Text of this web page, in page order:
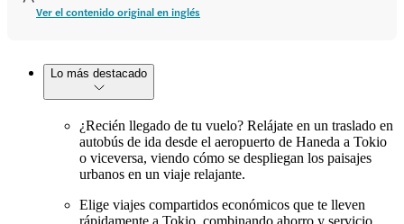
Ver el contenido original en inglés
Lo más destacado
¿Recién llegado de tu vuelo? Relájate en un traslado en
autobús de ida desde el aeropuerto de Haneda a Tokio
o viceversa, viendo cómo se despliegan los paisajes
urbanos en un viaje relajante.
Elige viajes compartidos económicos que te lleven
rápidamente a Tokio, combinando ahorro y servicio